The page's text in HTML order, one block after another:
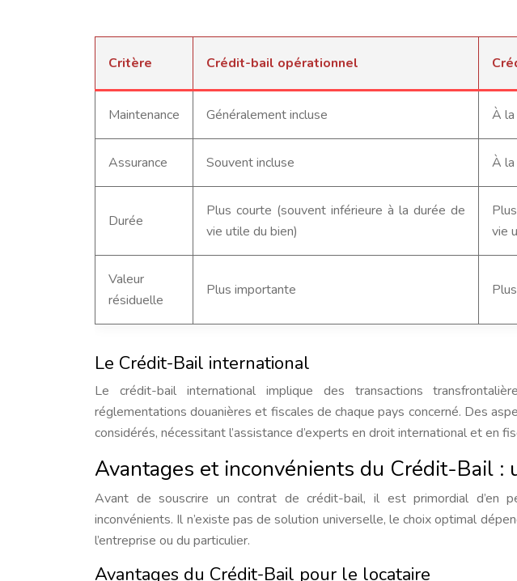
Critère Crédit-bail opérationnel
Maintenance Généralement incluse À la
Assurance Souvent incluse À la
Durée
Plus courte (souvent inférieure à la durée de
vie utile du bien)
vie
Valeur
résiduelle
Plus importante
Le Crédit-Bail international
Le crédit-bail international implique des transactions
réglementations douanières et fiscales de chaque pays concerné. Des
considérés, nécessitant l’assistance d’experts en droit international et en
Avantages et inconvénients du Crédit-Bail :
Avant de souscrire un contrat de crédit-bail, il est primordial d’en
inconvénients. Il n’existe pas de solution universelle, le choix optimal
l’entreprise ou du particulier.
Avantages du Crédit-Bail pour le locataire